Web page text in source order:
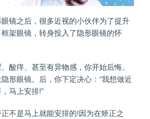
之后，很多近视的小伙伴为了提升
架眼镜，转身投入了隐形眼镜的怀
痒、甚至有异物感，你开始后悔。
形眼镜。后，你下定决心：“我想做近
马上安排!”
是马上就能安排的!因为在矫正之